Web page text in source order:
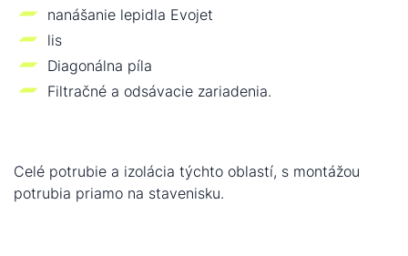
nanášanie lepidla Evojet
lis
Diagonálna píla
Filtračné a odsávacie zariadenia.
Celé potrubie a izolácia týchto oblastí, s montážou
potrubia priamo na stavenisku.